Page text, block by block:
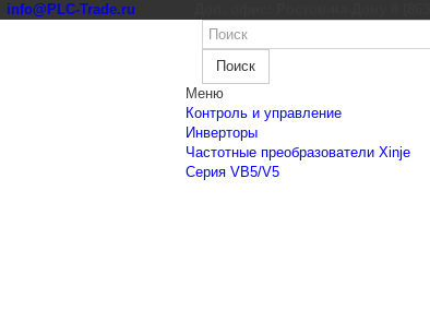
info@PLC-Trade.ru
Поиск
Меню
Контроль и управление
Инверторы
Частотные преобразователи Xinje
Cерия VB5/V5